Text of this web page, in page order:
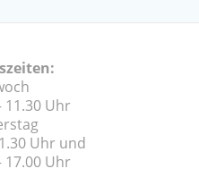
11.30 Uhr
Uhr und
17.00 Uhr